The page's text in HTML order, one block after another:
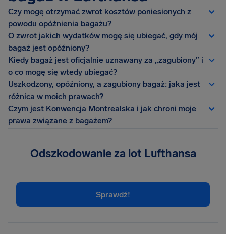
Czy mogę otrzymać zwrot kosztów poniesionych z
powodu opóźnienia bagażu?
O zwrot jakich wydatków mogę się ubiegać, gdy mój
bagaż jest opóźniony?
Kiedy bagaż jest oficjalnie uznawany za „zagubiony” i
o co mogę się wtedy ubiegać?
Uszkodzony, opóźniony, a zagubiony bagaż: jaka jest
różnica w moich prawach?
Czym jest Konwencja Montrealska i jak chroni moje
prawa związane z bagażem?
Odszkodowanie za lot Lufthansa
Sprawdź!